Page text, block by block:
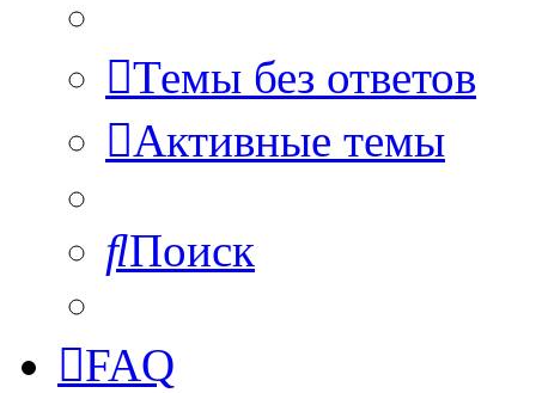
Темы без ответов
Активные темы
Поиск
FAQ